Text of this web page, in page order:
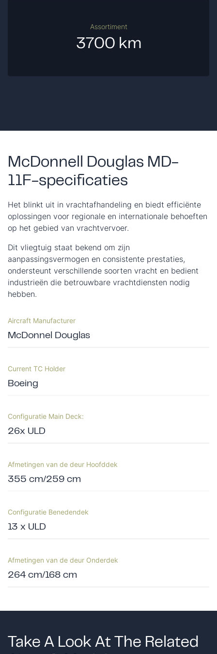
Assortiment
3700 km
McDonnell Douglas MD-
11F-specificaties
Het blinkt uit in vrachtafhandeling en biedt efficiënte
oplossingen voor regionale en internationale behoeften
op het gebied van vrachtvervoer.
Dit vliegtuig staat bekend om zijn
aanpassingsvermogen en consistente prestaties,
ondersteunt verschillende soorten vracht en bedient
industrieën die betrouwbare vrachtdiensten nodig
hebben.
Aircraft Manufacturer
McDonnel Douglas
Current TC Holder
Boeing
Configuratie Main Deck:
26x ULD
Afmetingen van de deur Hoofddek
355 cm/259 cm
Configuratie Benedendek
13 x ULD
Afmetingen van de deur Onderdek
264 cm/168 cm
Take A Look At The Related